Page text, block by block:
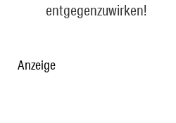
entgegenzuwirken!
Anzeige